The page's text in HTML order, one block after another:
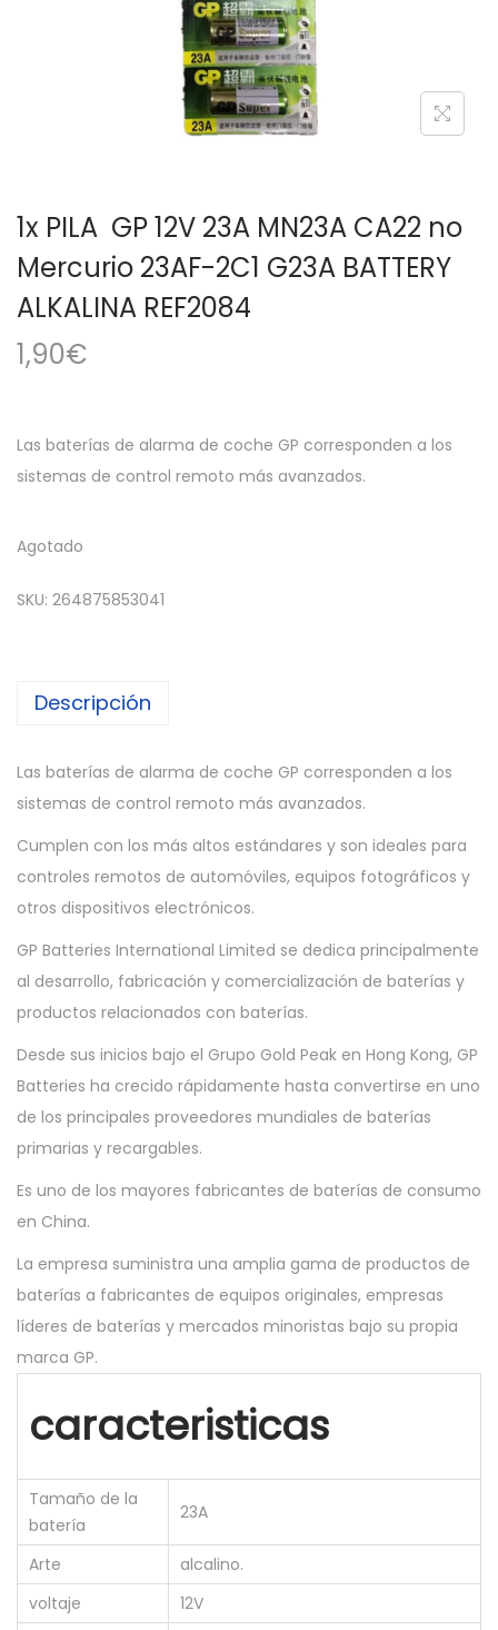
a
c
i
ó
n
i
d
o
1x PILA GP 12V 23A MN23A CA22 no
Mercurio 23AF-2C1 G23A BATTERY
ALKALINA REF2084
1,90€
Las baterías de alarma de coche GP corresponden a los
sistemas de control remoto más avanzados.
Agotado
SKU: 264875853041
Descripción
Las baterías de alarma de coche GP corresponden a los
sistemas de control remoto más avanzados.
Cumplen con los más altos estándares y son ideales para
controles remotos de automóviles, equipos fotográficos y
otros dispositivos electrónicos.
GP Batteries International Limited se dedica principalmente
al desarrollo, fabricación y comercialización de baterías y
productos relacionados con baterías.
Desde sus inicios bajo el Grupo Gold Peak en Hong Kong, GP
Batteries ha crecido rápidamente hasta convertirse en uno
de los principales proveedores mundiales de baterías
primarias y recargables.
Es uno de los mayores fabricantes de baterías de consumo
en China.
La empresa suministra una amplia gama de productos de
baterías a fabricantes de equipos originales, empresas
líderes de baterías y mercados minoristas bajo su propia
marca GP.
caracteristicas
Tamaño de la
batería
23A
Arte
alcalino.
voltaje
12V